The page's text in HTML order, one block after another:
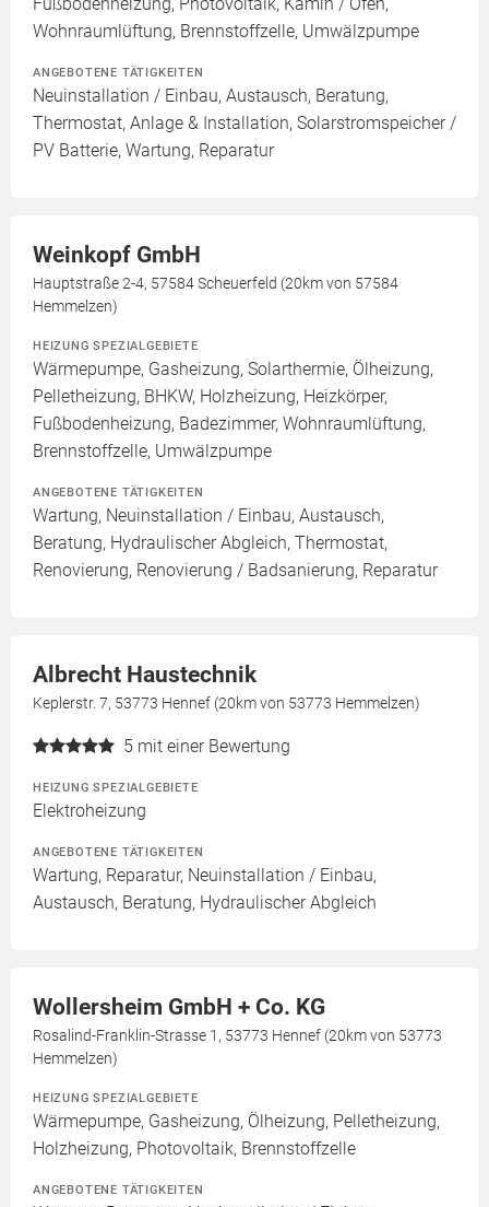
Wohnraumlüftung, Brennstoffzelle, Umwälzpumpe
ANGEBOTENE TÄTIGKEITEN
Neuinstallation / Einbau, Austausch, Beratung,
Thermostat, Anlage & Installation, Solarstromspeicher /
PV Batterie, Wartung, Reparatur
Weinkopf GmbH
Hauptstraße 2-4, 57584 Scheuerfeld (20km von 57584
Hemmelzen)
HEIZUNG SPEZIALGEBIETE
Wärmepumpe, Gasheizung, Solarthermie, Ölheizung,
Pelletheizung, BHKW, Holzheizung, Heizkörper,
Fußbodenheizung, Badezimmer, Wohnraumlüftung,
Brennstoffzelle, Umwälzpumpe
ANGEBOTENE TÄTIGKEITEN
Wartung, Neuinstallation / Einbau, Austausch,
Beratung, Hydraulischer Abgleich, Thermostat,
Renovierung, Renovierung / Badsanierung, Reparatur
Albrecht Haustechnik
Keplerstr. 7, 53773 Hennef (20km von 53773 Hemmelzen)
5 mit einer Bewertung
HEIZUNG SPEZIALGEBIETE
Elektroheizung
ANGEBOTENE TÄTIGKEITEN
Wartung, Reparatur, Neuinstallation / Einbau,
Austausch, Beratung, Hydraulischer Abgleich
Wollersheim GmbH + Co. KG
Rosalind-Franklin-Strasse 1, 53773 Hennef (20km von 53773
Hemmelzen)
HEIZUNG SPEZIALGEBIETE
Wärmepumpe, Gasheizung, Ölheizung, Pelletheizung,
Holzheizung, Photovoltaik, Brennstoffzelle
ANGEBOTENE TÄTIGKEITEN